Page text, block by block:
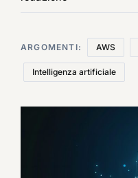
ARGOMENTI: AWS
Intelligenza artificiale